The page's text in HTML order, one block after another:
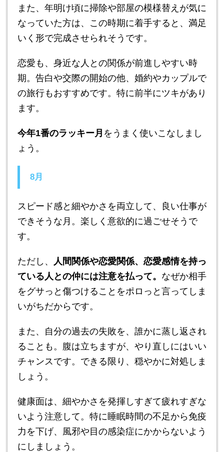
また、年明け頃に掃除や部屋の模様替えが気に
なっていた方は、この時期に着手すると、満足
いく形で完成させられそうです。
恋愛も、身近な人との関係が前進しやすい時
期。告白や交際の開始の他、婚約やカップルで
の旅行もおすすめです。特に前半にツキがあり
ます。
今年1番のラッキー月 をうまく使いこなしまし
ょう。
8月
スピード感と細やかさを両立して、良い仕事が
できそうな月。楽しく意欲的に過ごせそうで
す。
ただし、 人間関係や恋愛関係、恋愛感情を持っ
ている人との仲には注意を払って。 なぜか相手
をグサっと傷つけることをポロっと言ってしま
いがちだからです。
また、自分の過去の失敗を、誰かに蒸し返され
ることも。腹は立ちますが、やり直しにはいい
チャンスです。できる限り、穏やかに対処しま
しょう。
健康面は、細やかさを発揮しすぎて疲れすぎな
いよう注意して。特に睡眠時間の不足から免疫
力を下げ、風邪や目の感染症にかからないよう
にしましょう。